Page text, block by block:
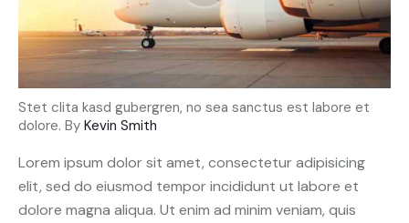
Stet clita kasd gubergren, no sea sanctus est labore et
dolore. By Kevin Smith
Lorem ipsum dolor sit amet, consectetur adipisicing
elit, sed do eiusmod tempor incididunt ut labore et
dolore magna aliqua. Ut enim ad minim veniam, quis